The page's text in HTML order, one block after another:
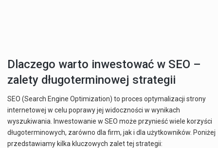
Dlaczego warto inwestować w SEO –
zalety długoterminowej strategii
SEO (Search Engine Optimization) to proces optymalizacji strony
internetowej w celu poprawy jej widoczności w wynikach
wyszukiwania. Inwestowanie w SEO może przynieść wiele korzyści
długoterminowych, zarówno dla firm, jak i dla użytkowników. Poniżej
przedstawiamy kilka kluczowych zalet tej strategii: